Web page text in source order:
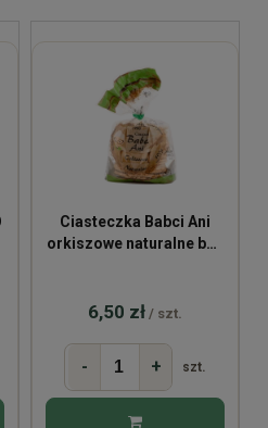
Ciasteczka Babci Ani
orkiszowe naturalne bez
6,50 zł / szt.
- + szt.